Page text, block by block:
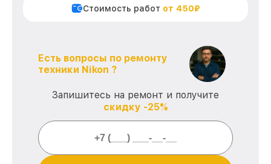
Стоимость работ от 450₽
Есть вопросы по ремонту
техники Nikon ?
Запишитесь на ремонт и получите
скидку -25%